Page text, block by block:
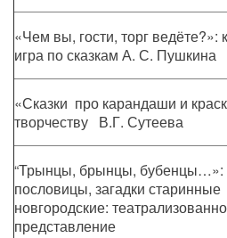
«Чем вы, гости, торг ведёте?»:
игра по сказкам А. С. Пушкина
«Сказки про карандаши и
творчеству В.Г. Сутеева
“Трынцы, брынцы, бубенцы…»:
пословицы, загадки старинные
новгородские:
представление